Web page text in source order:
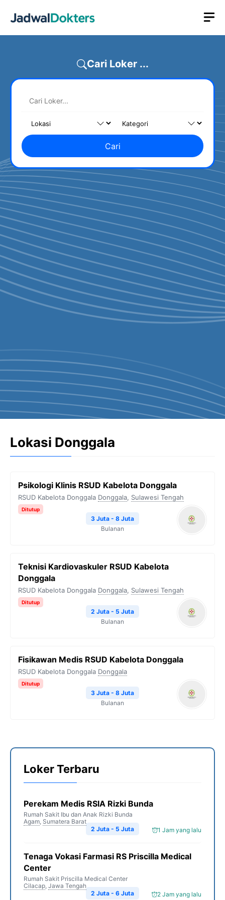
Cari Loker ...
Cari
Lokasi Donggala
Psikologi Klinis RSUD Kabelota Donggala
RSUD Kabelota Donggala Donggala, Sulawesi Tengah
Ditutup
3 Juta - 8 Juta
Bulanan
Teknisi Kardiovaskuler RSUD Kabelota
Donggala
RSUD Kabelota Donggala Donggala, Sulawesi Tengah
Ditutup
2 Juta - 5 Juta
Bulanan
Fisikawan Medis RSUD Kabelota Donggala
RSUD Kabelota Donggala Donggala
Ditutup
3 Juta - 8 Juta
Bulanan
Loker Terbaru
Perekam Medis RSIA Rizki Bunda
Rumah Sakit Ibu dan Anak Rizki Bunda
Agam, Sumatera Barat
1 Jam yang lalu
2 Juta - 5 Juta
Tenaga Vokasi Farmasi RS Priscilla Medical
Center
Rumah Sakit Priscilla Medical Center
Cilacap, Jawa Tengah
2 Jam yang lalu
2 Juta - 6 Juta